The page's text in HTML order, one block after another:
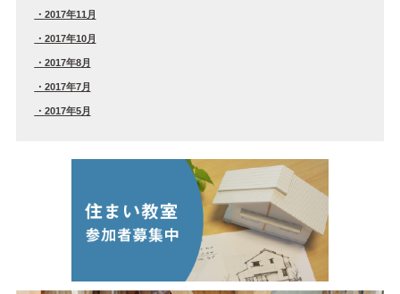
2017年11月
2017年10月
2017年8月
2017年7月
2017年5月